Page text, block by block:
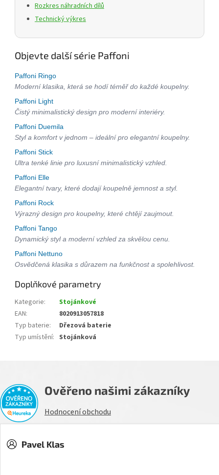
Rozkres náhradních dílů
Technický výkres
Objevte další série Paffoni
Paffoni Ringo
Moderní klasika, která se hodí téměř do každé koupelny.
Paffoni Light
Čistý minimalistický design pro moderní interiéry.
Paffoni Duemila
Styl a komfort v jednom – ideální pro elegantní koupelny.
Paffoni Stick
Ultra tenké linie pro luxusní minimalistický vzhled.
Paffoni Elle
Elegantní tvary, které dodají koupelně jemnost a styl.
Paffoni Rock
Výrazný design pro koupelny, které chtějí zaujmout.
Paffoni Tango
Dynamický styl a moderní vzhled za skvělou cenu.
Paffoni Nettuno
Osvědčená klasika s důrazem na funkčnost a spolehlivost.
Doplňkové parametry
Kategorie:
Stojánkové
EAN:
8020913057818
Typ baterie:
Dřezová baterie
Typ umístění: Stojánková
Ověřeno našimi zákazníky
Hodnocení obchodu
Pavel Klas